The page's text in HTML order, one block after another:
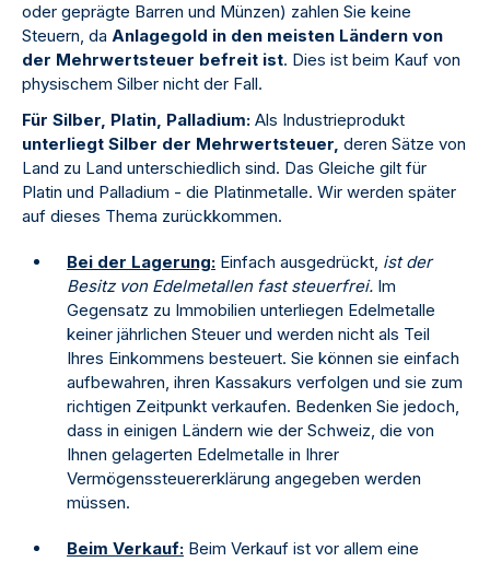
oder geprägte Barren und Münzen) zahlen Sie keine
Steuern, da Anlagegold in den meisten Ländern von
der Mehrwertsteuer befreit ist. Dies ist beim Kauf von
physischem Silber nicht der Fall.
Für Silber, Platin, Palladium: Als Industrieprodukt
unterliegt Silber der Mehrwertsteuer, deren Sätze von
Land zu Land unterschiedlich sind. Das Gleiche gilt für
Platin und Palladium - die Platinmetalle. Wir werden später
auf dieses Thema zurückkommen.
Bei der Lagerung: Einfach ausgedrückt, ist der
Besitz von Edelmetallen fast steuerfrei. Im
Gegensatz zu Immobilien unterliegen Edelmetalle
keiner jährlichen Steuer und werden nicht als Teil
Ihres Einkommens besteuert. Sie können sie einfach
aufbewahren, ihren Kassakurs verfolgen und sie zum
richtigen Zeitpunkt verkaufen. Bedenken Sie jedoch,
dass in einigen Ländern wie der Schweiz, die von
Ihnen gelagerten Edelmetalle in Ihrer
Vermögenssteuererklärung angegeben werden
müssen.
Beim Verkauf: Beim Verkauf ist vor allem eine